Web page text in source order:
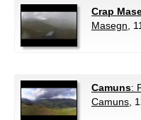
Crap
Masegn ,
Camuns:
Camuns ,